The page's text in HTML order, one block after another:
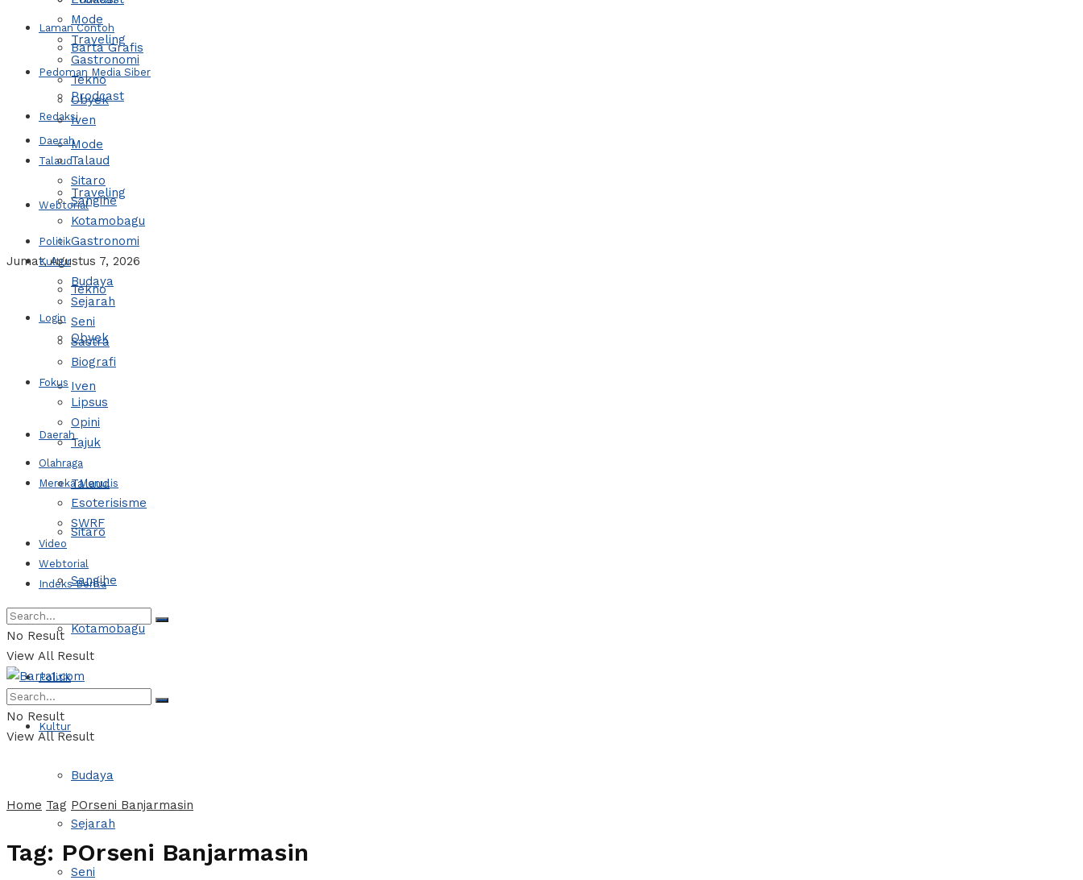
Laman Contoh
Pedoman Media Siber
Redaksi
Talaud
Webtorial
Jumat, Agustus 7, 2026
Login
Barta Grafis
Prodcast
Mode
Traveling
Gastronomi
Tekno
Obyek
Iven
Daerah
Talaud
Sitaro
Sangihe
Kotamobagu
Politik
Kultur
Budaya
Sejarah
Seni
Mode
Traveling
Gastronomi
Tekno
Obyek
Iven
Daerah
Talaud
Sitaro
Sangihe
Kotamobagu
Politik
Kultur
Budaya
Sejarah
Seni
Sastra
Biografi
Fokus
Lipsus
Opini
Tajuk
Olahraga
Mereka Menulis
Esoterisisme
SWRF
Video
Webtorial
Indeks Berita
No Result
View All Result
No Result
View All Result
Home Tag POrseni Banjarmasin
Tag: POrseni Banjarmasin